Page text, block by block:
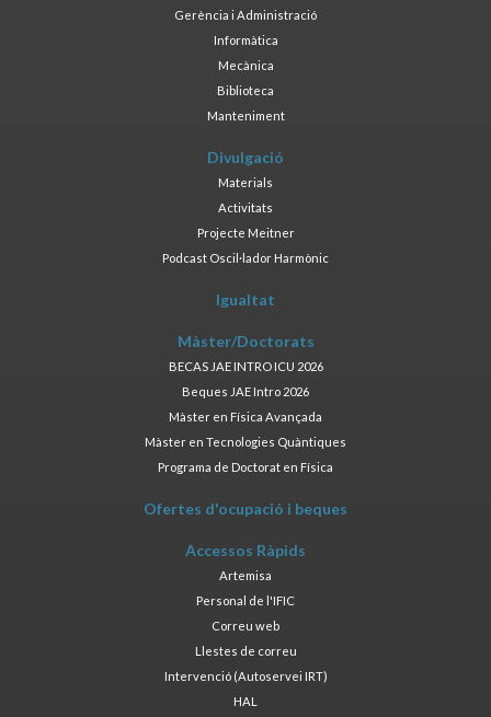
Gerència i Administració
Informàtica
Mecànica
Biblioteca
Manteniment
Divulgació
Materials
Activitats
Projecte Meitner
Podcast Oscil·lador Harmònic
Igualtat
Màster/Doctorats
BECAS JAE INTRO ICU 2026
Beques JAE Intro 2026
Màster en Física Avançada
Màster en Tecnologies Quàntiques
Programa de Doctorat en Física
Ofertes d'ocupació i beques
Accessos Ràpids
Artemisa
Personal de l'IFIC
Correu web
Llestes de correu
Intervenció (Autoservei IRT)
HAL